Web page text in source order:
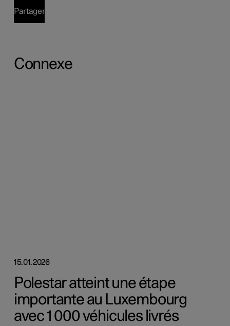
Partager
Connexe
15.01.2026
Polestar atteint une étape
importante au Luxembourg
avec 1 000 véhicules livrés